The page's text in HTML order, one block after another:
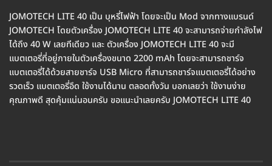
JOMOTECH LITE 40 เป็น บุหรี่ไฟฟ้า โดยจะเป็น Mod จากทางแบรนด์
JOMOTECH โดยตัวเครื่อง JOMOTECH LITE 40 จะสามารถจ่ายกำลังไฟ
ได้ถึง 40 W เลยทีเดียว และ ตัวเครื่อง JOMOTECH LITE 40 จะมี
แบตเตอรี่ที่อยู่ภายในตัวเครื่องขนาด 2200 mAh โดยจะสามารถชาร์จ
แบตเตอรี่ได้ด้วยสายชาร์จ USB Micro ที่สามารถชาร์จแบตเตอรี่ได้อย่าง
รวดเร็ว แบตเตอรี่อึด ใช้งานได้นาน ตลอดทั้งวัน บอกเลยว่า ใช้งานง่าย
คุณภาพดี สุดคุ้มแน่นอนครับ ขอแนะนำเลยครับ JOMOTECH LITE 40